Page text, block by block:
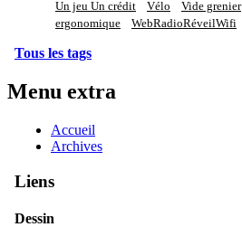
Un jeu Un crédit Vélo Vide grenier
ergonomique
WebRadioRéveilWifi
Tous les tags
Menu extra
Accueil
Archives
Liens
Dessin